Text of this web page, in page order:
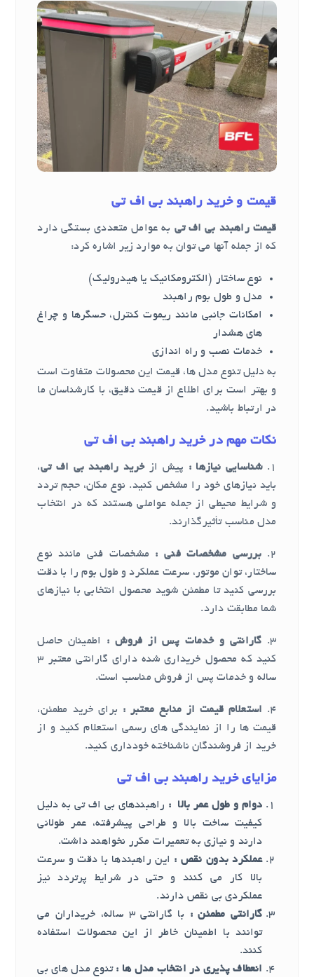
قیمت و خرید راهبند بی اف تی
قیمت راهبند بی اف تی به عوامل متعددی بستگی دارد
که از جمله آنها می توان به موارد زیر اشاره کرد:
نوع ساختار (الکترومکانیک یا هیدرولیک)
مدل و طول بوم راهبند
امکانات جانبی مانند ریموت کنترل، حسگرها و چراغ
های هشدار
خدمات نصب و راه اندازی
به دلیل تنوع مدل ها، قیمت این محصولات متفاوت است
و بهتر است برای اطلاع از قیمت دقیق، با کارشناسان ما
در ارتباط باشید.
نکات مهم در خرید راهبند بی اف تی
1. شناسایی نیازها : پیش ازخرید راهبند بی اف تی،
باید نیازهای خود را مشخص کنید. نوع مکان، حجم تردد
و شرایط محیطی از جمله عواملی هستند که در انتخاب
مدل مناسب تأثیرگذارند.
2. بررسی مشخصات فنی : مشخصات فنی مانند نوع
ساختار، توان موتور، سرعت عملکرد و طول بوم را با دقت
بررسی کنید تا مطمئن شوید محصول انتخابی با نیازهای
شما مطابقت دارد.
3. گارانتی و خدمات پس از فروش :
اطمینان حاصل
کنید که محصول خریداری شده دارای گارانتی معتبر 3
ساله و خدمات پس از فروش مناسب است.
4. استعلام قیمت از منابع معتبر : برای خرید مطمئن،
قیمت ها را از نمایندگی های رسمی استعلام کنید و از
خرید از فروشندگان ناشناخته خودداری کنید.
مزایای خرید راهبند بی اف تی
دوام و طول عمر بالا : راهبندهای بی اف تی به دلیل
کیفیت ساخت بالا و طراحی پیشرفته، عمر طولانی
دارند و نیازی به تعمیرات مکرر نخواهند داشت.
عملکرد بدون نقص : این راهبندها با دقت و سرعت
بالا کار می کنند و حتی در شرایط پرتردد نیز
عملکردی بی نقص دارند.
گارانتی مطمئن :
با گارانتی 3 ساله، خریداران می
توانند با اطمینان خاطر از این محصولات استفاده
کنند.
انعطاف پذیری در انتخاب مدل ها :تنوع مدل های بی